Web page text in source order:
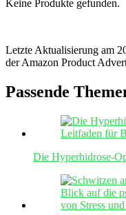
Keine Produkte gefunden.
Letzte Aktualisierung am
der Amazon Product
Passende
Die Hyperhidrose-